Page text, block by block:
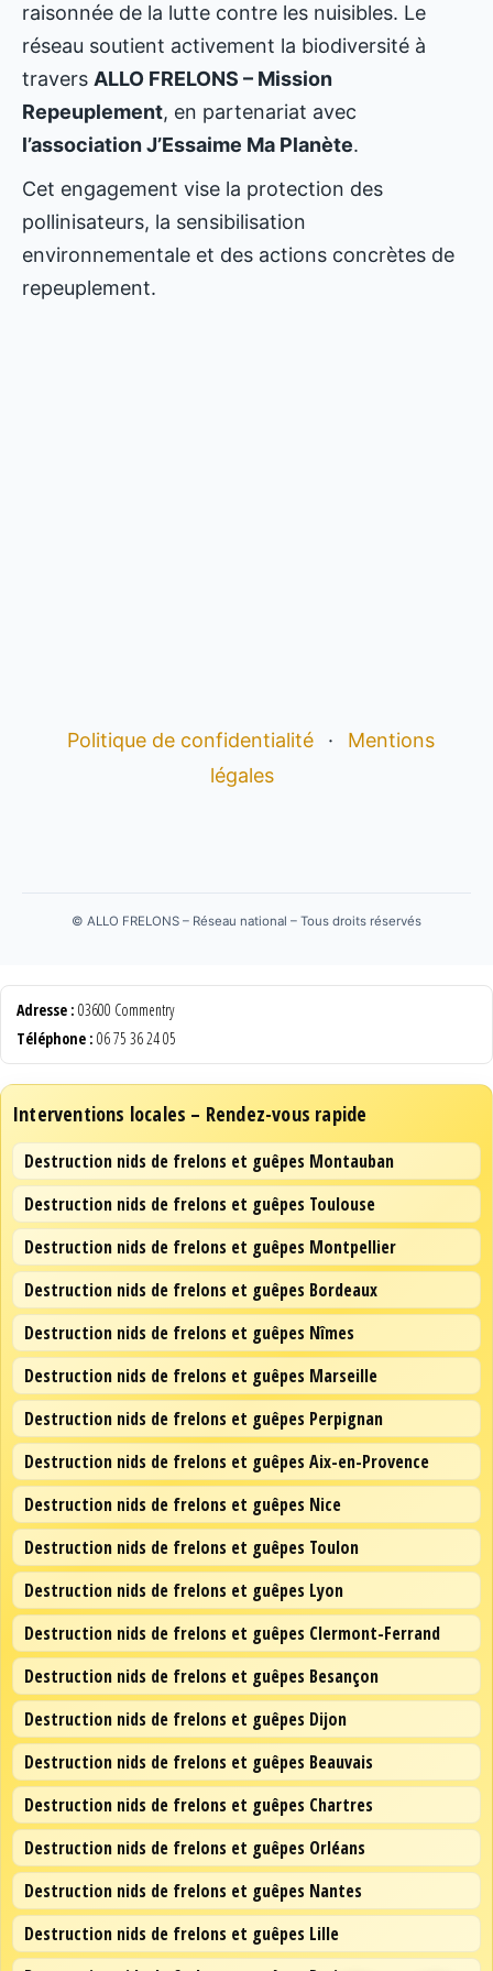
raisonnée de la lutte contre les nuisibles. Le
réseau soutient activement la biodiversité à
travers ALLO FRELONS – Mission
Repeuplement, en partenariat avec
l’association J’Essaime Ma Planète.
Cet engagement vise la protection des
pollinisateurs, la sensibilisation
environnementale et des actions concrètes de
repeuplement.
Politique de confidentialité ·
Mentions
légales
© ALLO FRELONS – Réseau national – Tous droits réservés
Adresse : 03600 Commentry
Téléphone : 06 75 36 24 05
Interventions locales – Rendez-vous rapide
Destruction nids de frelons et guêpes Montauban
Destruction nids de frelons et guêpes Toulouse
Destruction nids de frelons et guêpes Montpellier
Destruction nids de frelons et guêpes Bordeaux
Destruction nids de frelons et guêpes Nîmes
Destruction nids de frelons et guêpes Marseille
Destruction nids de frelons et guêpes Perpignan
Destruction nids de frelons et guêpes Aix-en-Provence
Destruction nids de frelons et guêpes Nice
Destruction nids de frelons et guêpes Toulon
Destruction nids de frelons et guêpes Lyon
Destruction nids de frelons et guêpes Clermont-Ferrand
Destruction nids de frelons et guêpes Besançon
Destruction nids de frelons et guêpes Dijon
Destruction nids de frelons et guêpes Beauvais
Destruction nids de frelons et guêpes Chartres
Destruction nids de frelons et guêpes Orléans
Destruction nids de frelons et guêpes Nantes
Destruction nids de frelons et guêpes Lille